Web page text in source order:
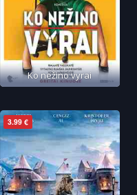
Ko nežino vyrai
3.99 €